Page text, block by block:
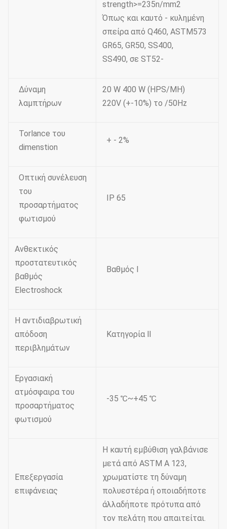
strength>=235n/mm2
Όπως και καυτό - κυλημένη
σπείρα από Q460, ASTM573
GR65, GR50, SS400,
SS490, σε ST52-
Δύναμη
λαμπτήρων
20 W 400 W (HPS/MH)
220V (+-10%) το /50Hz
Torlance του
dimenstion
+ - 2%
Οπτική συνέλευση
του
προσαρτήματος
φωτισμού
IP 65
Ανθεκτικός
προστατευτικός
βαθμός
Electroshock
Βαθμός Ⅰ
Η αντιδιαβρωτική
απόδοση
περιβλημάτων
Κατηγορία Ⅱ
Εργασιακή
ατμόσφαιρα του
προσαρτήματος
φωτισμού
-35 ℃~+45 ℃
Επεξεργασία
επιφάνειας
Η καυτή εμβύθιση γαλβάνισε
μετά από ASTM Α 123,
χρωματίστε τη δύναμη
πολυεστέρα ή οποιαδήποτε
άλλαδήποτε πρότυπα από
τον πελάτη που απαιτείται.